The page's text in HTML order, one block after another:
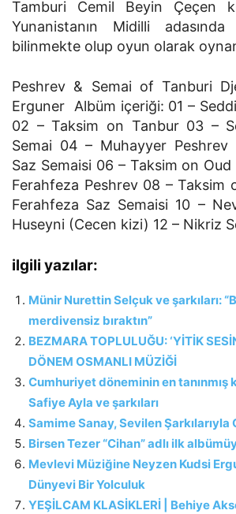
Tamburi Cemil Beyin Çeçen
Yunanistanın Midilli
bilinmekte olup oyun olarak
Peshrev & Semai of Tanburi
Erguner Albüm içeriği: 01 –
02 – Taksim on Tanbur 03 –
Semai 04 – Muhayyer
Saz Semaisi 06 – Taksim on
Ferahfeza Peshrev 08 – Taksim
Ferahfeza Saz Semaisi 10 –
Huseyni (Cecen kizi) 12 – Nikriz
ilgili yazılar:
Münir Nurettin Selçuk ve şarkıları:
merdivensiz bıraktın”
BEZMARA TOPLULUĞU: ‘YİTİK
DÖNEM OSMANLI MÜZİĞİ
Cumhuriyet döneminin en tanınmış
Safiye Ayla ve şarkıları
Samime Sanay, Sevilen Şarkılarıyla
Birsen Tezer “Cihan” adlı ilk
Mevlevi Müziğine Neyzen Kudsi
Dünyevi Bir Yolculuk
YEŞİLCAM KLASİKLERİ | Behiye